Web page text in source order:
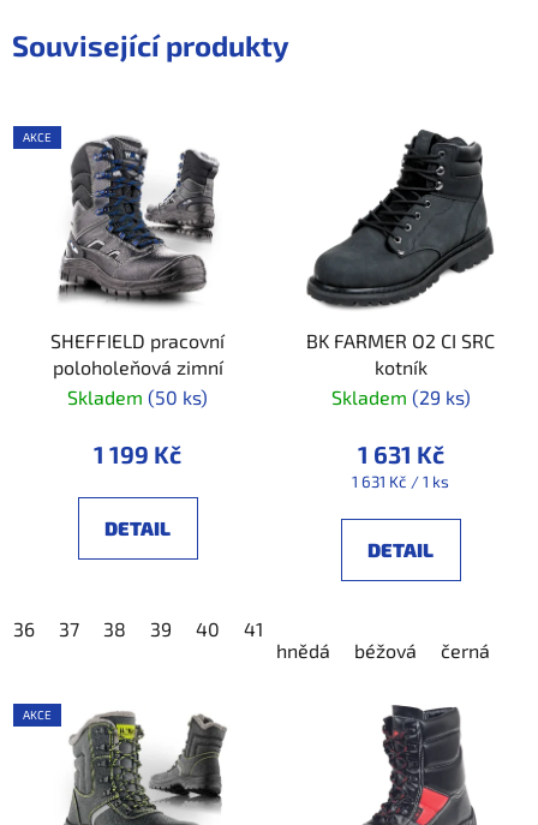
Související produkty
AKCE
SHEFFIELD pracovní
poloholeňová zimní
Skladem (50 ks)
1 199 Kč
DETAIL
36 37 38 39 40 41
BK FARMER O2 CI SRC
kotník
Skladem (29 ks)
1 631 Kč
Měrná
1 631 Kč / 1 ks
DETAIL
hnědá béžová černá
AKCE